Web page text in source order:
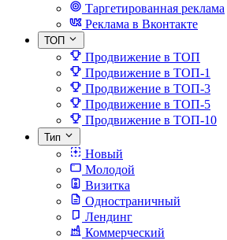
Таргетированная реклама
Реклама в Вконтакте
ТОП
Продвижение в ТОП
Продвижение в ТОП-1
Продвижение в ТОП-3
Продвижение в ТОП-5
Продвижение в ТОП-10
Тип
Новый
Молодой
Визитка
Одностраничный
Лендинг
Коммерческий